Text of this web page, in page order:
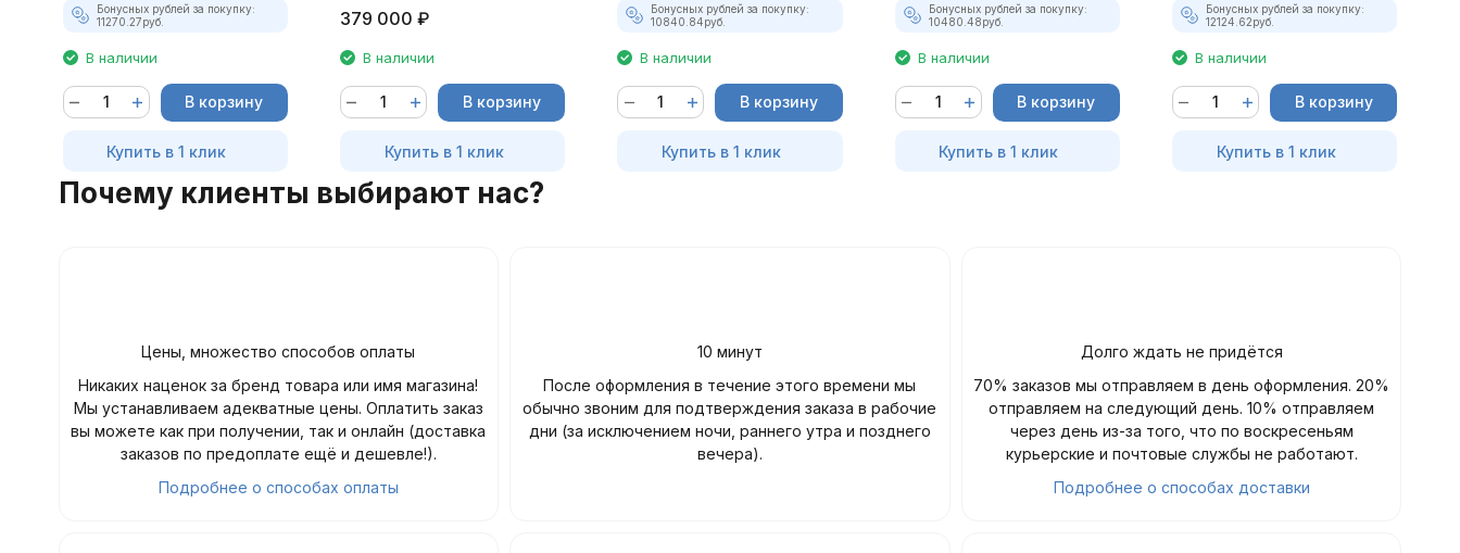
Бонусных рублей за покупку:
11270.27руб.
В наличии
В корзину
Купить в 1 клик
379 000 ₽
В наличии
В корзину
Купить в 1 клик
Бонусных рублей за покупку:
10840.84руб.
В наличии
В корзину
Купить в 1 клик
Бонусных рублей за покупку:
10480.48руб.
В наличии
В корзину
Купить в 1 клик
Бонусных рублей за покупку:
12124.62руб.
В наличии
В корзину
Купить в 1 клик
Почему клиенты выбирают нас?
Цены, множество способов оплаты
Никаких наценок за бренд товара или имя магазина!
Мы устанавливаем адекватные цены. Оплатить заказ
вы можете как при получении, так и онлайн (доставка
заказов по предоплате ещё и дешевле!).
Подробнее о способах оплаты
10 минут
После оформления в течение этого времени мы
обычно звоним для подтверждения заказа в рабочие
дни (за исключением ночи, раннего утра и позднего
вечера).
Долго ждать не придётся
70% заказов мы отправляем в день оформления. 20%
отправляем на следующий день. 10% отправляем
через день из-за того, что по воскресеньям
курьерские и почтовые службы не работают.
Подробнее о способах доставки